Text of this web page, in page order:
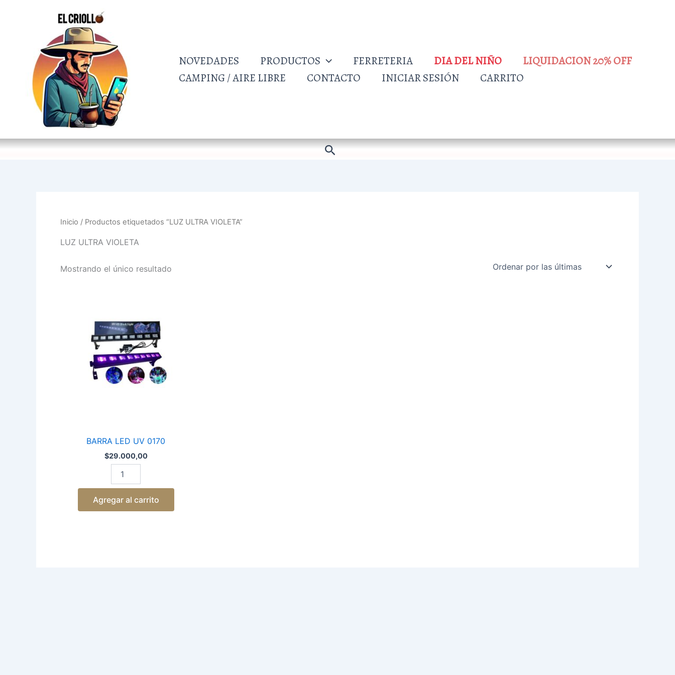
NOVEDADES PRODUCTOS FERRETERIA DIA DEL NIÑO
LIQUIDACION 20% OFF
CAMPING / AIRE LIBRE
CONTACTO INICIAR SESIÓN CARRITO
Buscar
Inicio / Productos etiquetados “LUZ ULTRA VIOLETA”
LUZ ULTRA VIOLETA
Mostrando el único resultado
BARRA LED UV 0170
$29.000,00
UV
0170
cantidad
Agregar al carrito